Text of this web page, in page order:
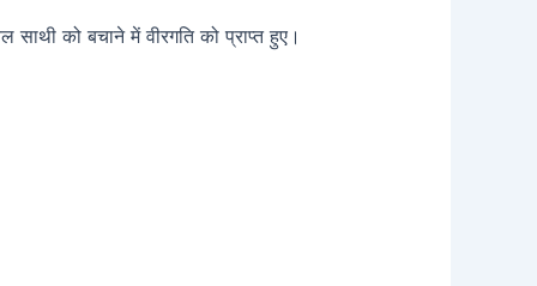
को बचाने में वीरगति को प्राप्त हुए।